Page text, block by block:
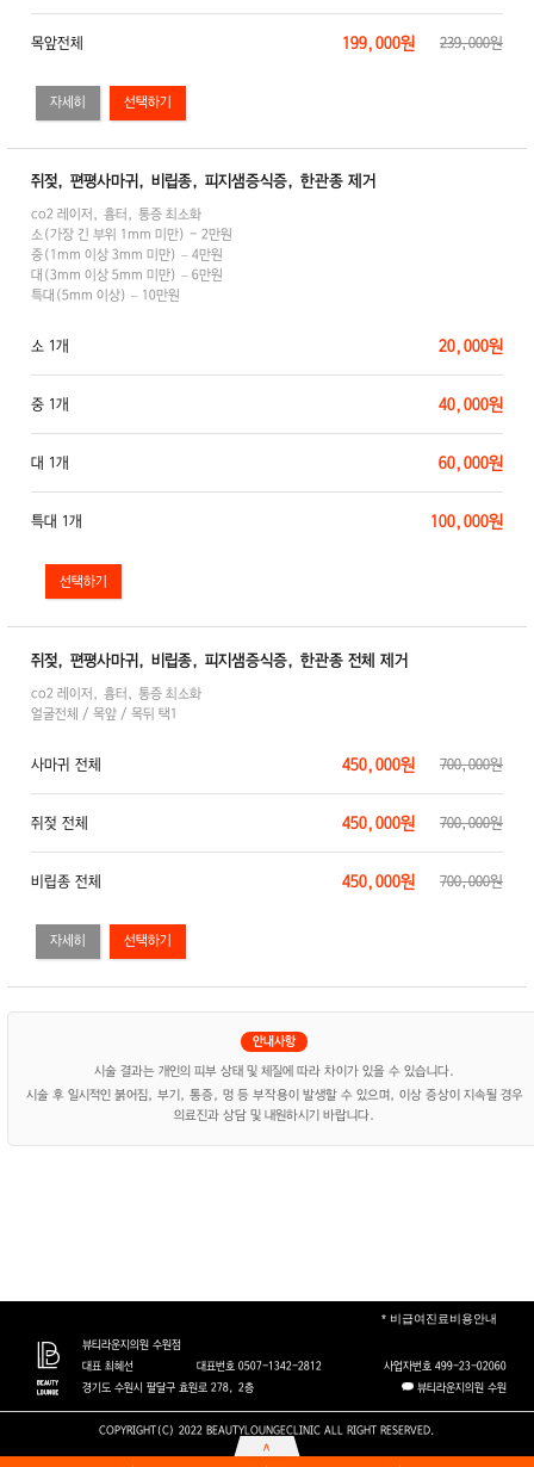
자세히
목앞전체 199,000원 239,000원
쥐젖, 편평사마귀, 비립종, 피지샘증식증, 한관종 제거
co2 레이저, 흉터, 통증 최소화
소(가장 긴 부위 1mm 미만) - 2만원
중(1mm 이상 3mm 미만) – 4만원
대(3mm 이상 5mm 미만) – 6만원
특대(5mm 이상) – 10만원
소 1개 20,000원
중 1개 40,000원
대 1개 60,000원
특대 1개 100,000원
쥐젖, 편평사마귀, 비립종, 피지샘증식증, 한관종 전체 제거
co2 레이저, 흉터, 통증 최소화
얼굴전체 / 목앞 / 목뒤 택1
자세히
사마귀 전체 450,000원 700,000원
쥐젖 전체 450,000원 700,000원
비립종 전체 450,000원 700,000원
시술 결과는 개인의 피부 상태 및 체질에 따라 차이가 있을 수 있습니다.
시술 후 일시적인 붉어짐, 부기, 통증, 멍 등 부작용이 발생할 수 있으며, 이상 증상이 지속될 경우
의료진과 상담 및 내원하시기 바랍니다.
* 비급여진료비용안내
뷰티라운지의원 수원점
대표 최혜선
대표번호 0507-1342-2812
사업자번호 499-23-02060
경기도 수원시 팔달구 효원로 278, 2층
뷰티라운지의원 수원
뷰티라운지의원 용산점
대표 김가희
대표번호 02-2135-7884
사업자번호 760-13-02416
COPYRIGHT(C) 2022 BEAUTYLOUNGECLINIC ALL RIGHT RESERVED.